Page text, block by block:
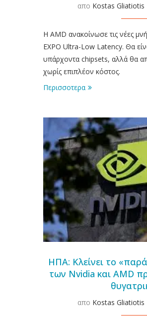
απο Kostas Gliatiotis
Η AMD ανακοίνωσε τις νέες
EXPO Ultra-Low Latency. Θα
υπάρχοντα chipsets, αλλά θα
χωρίς επιπλέον κόστος.
Περισσοτερα
ΗΠΑ: Κλείνει το
των Nvidia και AMD
απο Kostas Gliatiotis